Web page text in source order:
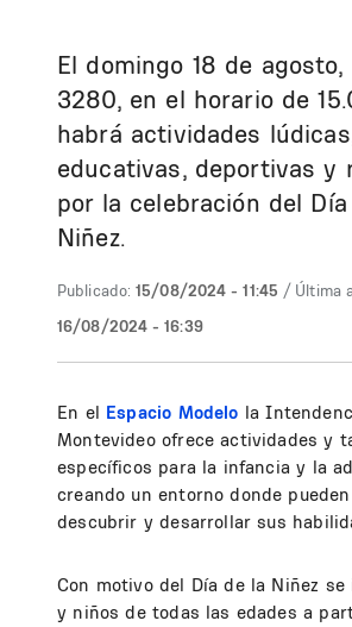
El domingo 18 de agosto,
3280, en el horario de
habrá actividades
educativas, deportivas y
por la celebración del
Niñez.
Publicado: 15/08/2024 - 11:45 / Última
16/08/2024 - 16:39
En el Espacio Modelo la
Montevideo ofrece actividades y
específicos para la infancia y la
creando un entorno donde
descubrir y desarrollar sus
Con motivo del Día de la Niñez
y niños de todas las edades a